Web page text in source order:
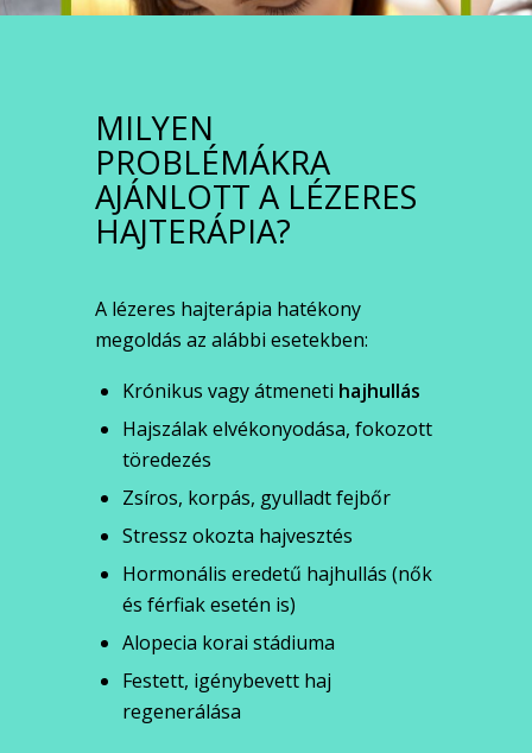
MILYEN
PROBLÉMÁKRA
AJÁNLOTT A LÉZERES
HAJTERÁPIA?
A lézeres hajterápia hatékony
megoldás az alábbi esetekben:
Krónikus vagy átmeneti hajhullás
Hajszálak elvékonyodása, fokozott
töredezés
Zsíros, korpás, gyulladt fejbőr
Stressz okozta hajvesztés
Hormonális eredetű hajhullás (nők
és férfiak esetén is)
Alopecia korai stádiuma
Festett, igénybevett haj
regenerálása